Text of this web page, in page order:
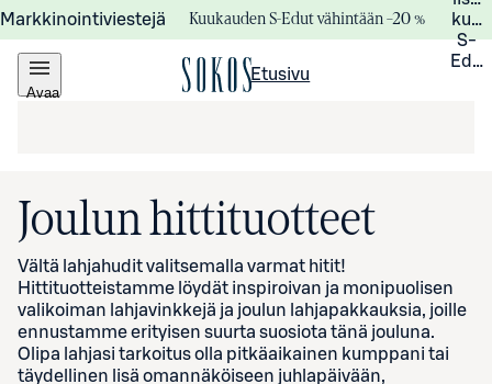
Markkinointiviestejä Kuukauden S-Edut vähintään –20 %
S-
Avaa
Etusivu
Joulun hittituotteet
Vältä lahjahudit valitsemalla varmat hitit!
Hittituotteistamme löydät inspiroivan ja monipuolisen
valikoiman lahjavinkkejä ja joulun lahjapakkauksia, joille
ennustamme erityisen suurta suosiota tänä jouluna.
Olipa lahjasi tarkoitus olla pitkäaikainen kumppani tai
täydellinen lisä omannäköiseen juhlapäivään,